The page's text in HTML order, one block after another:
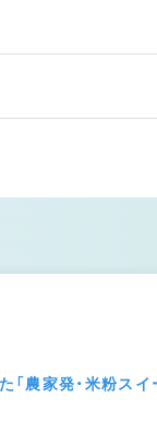
農家発・米粉ス